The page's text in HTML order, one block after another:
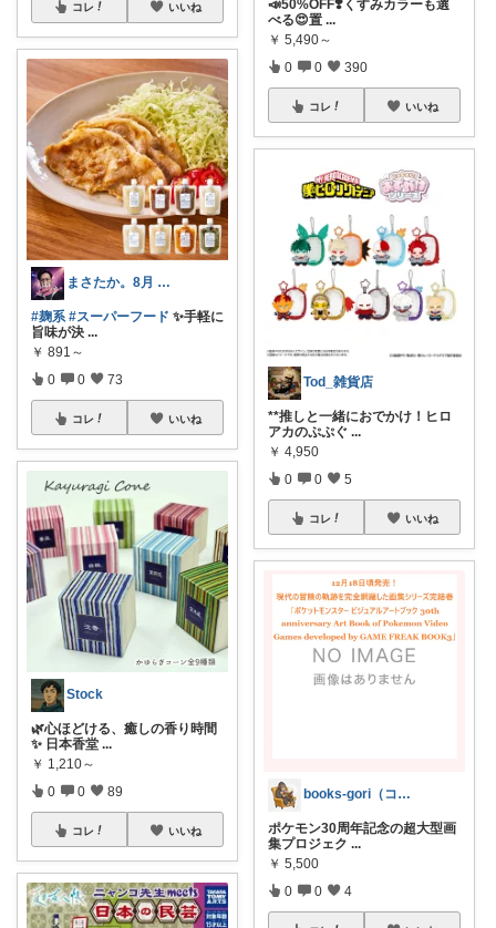
コレ いいね
まさたか。8月 7日の経由購入感謝🙏
#麹系 #スーパーフード ✨手軽に
旨味が決 ...
￥ 891～
0 0 73
コレ いいね
Stock
🌿心ほどける、癒しの香り時間
✨ 日本香堂 ...
￥ 1,210～
0 0 89
コレ いいね
📣50%OFF❣️くすみカラーも選
べる😍置 ...
￥ 5,490～
0 0 390
コレ いいね
Tod_雑貨店
**推しと一緒におでかけ！ヒロ
アカのぷぷぐ ...
￥ 4,950
0 0 5
コレ いいね
books-gori（コミック・本など）
ポケモン30周年記念の超大型画
集プロジェク ...
￥ 5,500
0 0 4